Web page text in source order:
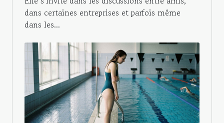
dans certaines entreprises et parfois même
dans les...